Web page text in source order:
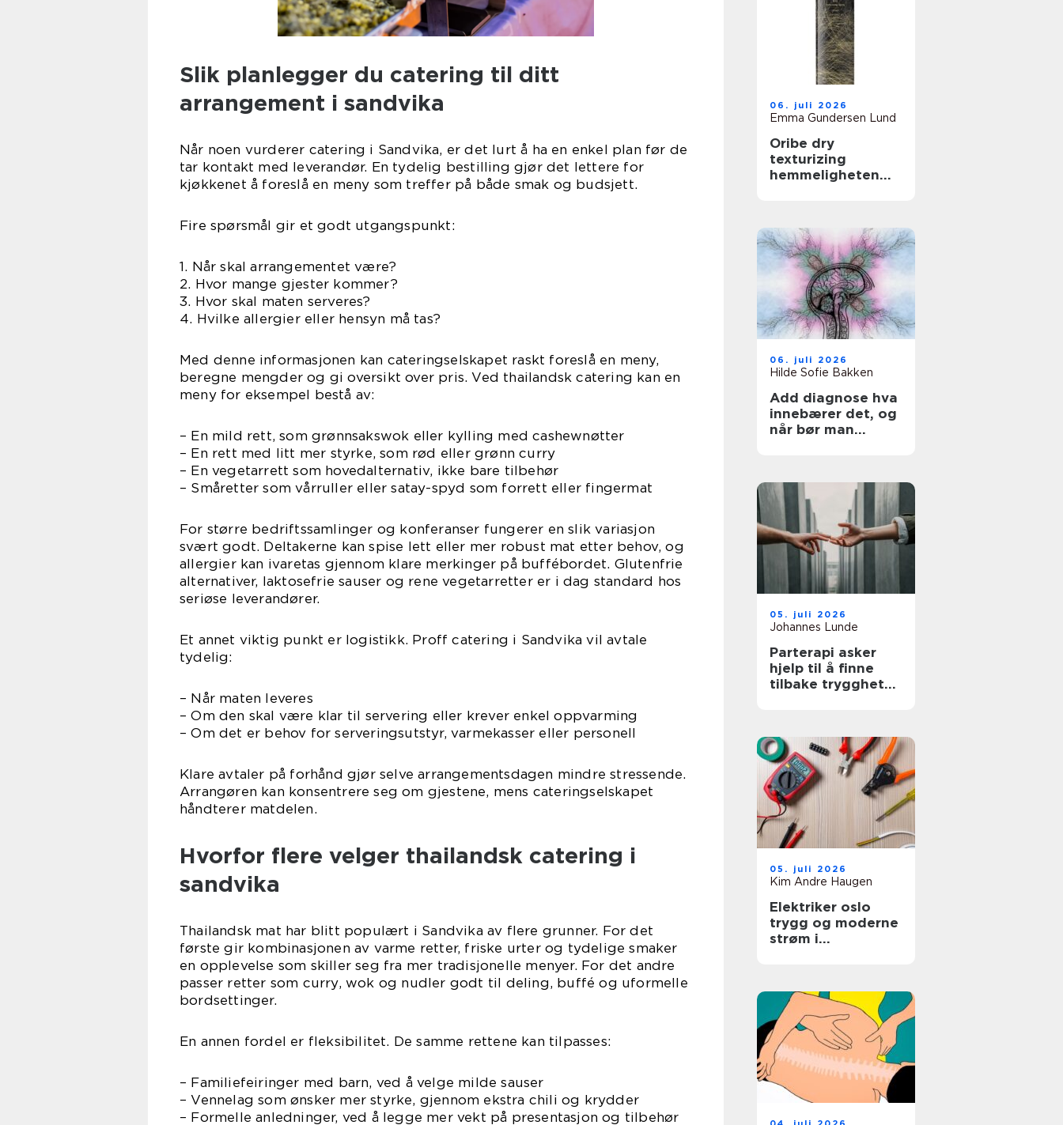
Slik planlegger du catering til ditt
arrangement i sandvika
Når noen vurderer catering i Sandvika, er det lurt å ha en enkel plan før de
tar kontakt med leverandør. En tydelig bestilling gjør det lettere for
kjøkkenet å foreslå en meny som treffer på både smak og budsjett.
Fire spørsmål gir et godt utgangspunkt:
1. Når skal arrangementet være?
2. Hvor mange gjester kommer?
3. Hvor skal maten serveres?
4. Hvilke allergier eller hensyn må tas?
Med denne informasjonen kan cateringselskapet raskt foreslå en meny,
beregne mengder og gi oversikt over pris. Ved thailandsk catering kan en
meny for eksempel bestå av:
– En mild rett, som grønnsakswok eller kylling med cashewnøtter
– En rett med litt mer styrke, som rød eller grønn curry
– En vegetarrett som hovedalternativ, ikke bare tilbehør
– Småretter som vårruller eller satay-spyd som forrett eller fingermat
For større bedriftssamlinger og konferanser fungerer en slik variasjon
svært godt. Deltakerne kan spise lett eller mer robust mat etter behov, og
allergier kan ivaretas gjennom klare merkinger på buffébordet. Glutenfrie
alternativer, laktosefrie sauser og rene vegetarretter er i dag standard hos
seriøse leverandører.
Et annet viktig punkt er logistikk. Proff catering i Sandvika vil avtale
tydelig:
– Når maten leveres
– Om den skal være klar til servering eller krever enkel oppvarming
– Om det er behov for serveringsutstyr, varmekasser eller personell
Klare avtaler på forhånd gjør selve arrangementsdagen mindre stressende.
Arrangøren kan konsentrere seg om gjestene, mens cateringselskapet
håndterer matdelen.
Hvorfor flere velger thailandsk catering i
sandvika
Thailandsk mat har blitt populært i Sandvika av flere grunner. For det
første gir kombinasjonen av varme retter, friske urter og tydelige smaker
en opplevelse som skiller seg fra mer tradisjonelle menyer. For det andre
passer retter som curry, wok og nudler godt til deling, buffé og uformelle
bordsettinger.
En annen fordel er fleksibilitet. De samme rettene kan tilpasses:
– Familiefeiringer med barn, ved å velge milde sauser
– Vennelag som ønsker mer styrke, gjennom ekstra chili og krydder
– Formelle anledninger, ved å legge mer vekt på presentasjon og tilbehør
06. juli 2026
Emma Gundersen Lund
Oribe dry
texturizing
hemmeligheten
06. juli 2026
Hilde Sofie Bakken
Add diagnose hva
innebærer det, og
når bør man
05. juli 2026
Johannes Lunde
Parterapi asker
hjelp til å finne
tilbake trygghet
05. juli 2026
Kim Andre Haugen
Elektriker oslo
trygg og moderne
strøm i